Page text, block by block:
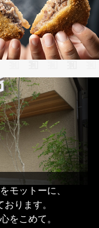
モットーに、
ります。
をこめて。